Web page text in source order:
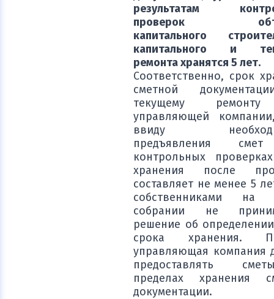
результатам
проверок
капитального
капитального и
ремонта хранятся 5 лет.
Соответственно, срок
сметной
текущему
управляющей
ввиду
предъявления
контрольных
хранения после
составляет не менее 5
собственниками на
собрании не
решение об
срока хранения.
управляющая компания
предоставлять
пределах хранения
документации.